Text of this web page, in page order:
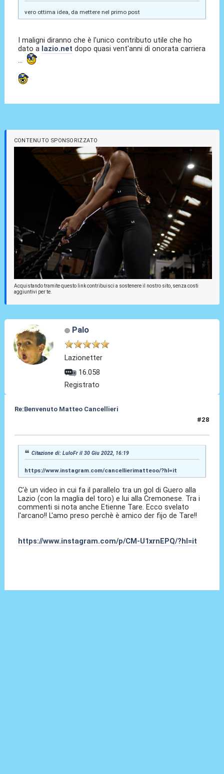
vero ottima idea, da mettere nel primo post
I maligni diranno che è l'unico contributo utile che ho
dato a lazio.net dopo quasi vent'anni di onorata carriera
...
CONTENUTO SPONSORIZZATO
Acquistando tramite questo link contribuisci a sostenere il nostro sito, senza costi
aggiuntivi per te.
Palo
Lazionetter
16.058
Registrato
Re:Benvenuto Matteo Cancellieri
#28
Citazione di: LuloFr il 30 Giu 2022, 16:19
https://www.instagram.com/cancellierimatteoo/?hl=it
C'è un video in cui fa il parallelo tra un gol di Guero alla
Lazio (con la maglia del toro) e lui alla Cremonese. Tra i
commenti si nota anche Etienne Tare. Ecco svelato
l'arcano!! L'amo preso perchè è amico der fijo de Tare!!
https://www.instagram.com/p/CM-U1xrnEPQ/?hl=it